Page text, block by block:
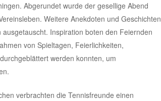
Abgerundet wurde der gesellige Abend
Weitere Anekdoten und Geschichten
Inspiration boten den Feiernden
von Spieltagen, Feierlichkeiten,
werden konnten, um
verbrachten die Tennisfreunde einen